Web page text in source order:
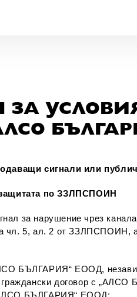
сигнали или
по ЗЗЛПСПОИН
за нарушение чрез
чл. 5, ал. 2 от ЗЗЛПСПОИН,
БЪЛГАРИЯ“ ЕООД,
граждански договор с
БЪЛГАРИЯ“ ЕООД;